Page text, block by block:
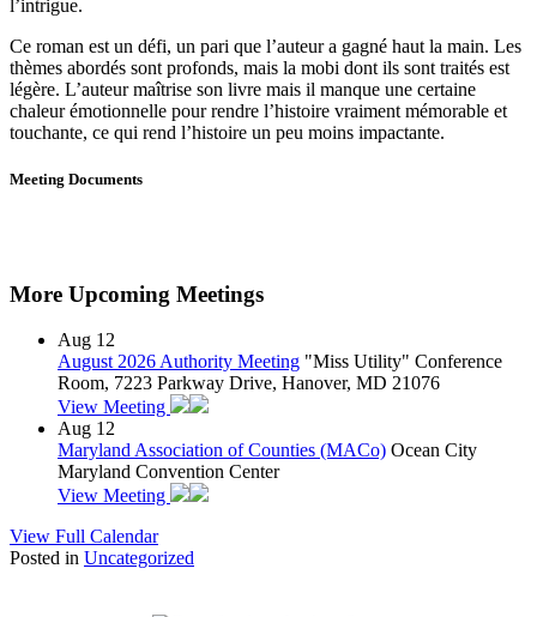
l’intrigue.
Ce roman est un défi, un pari que l’auteur a gagné haut la main. Les
thèmes abordés sont profonds, mais la mobi dont ils sont traités est
légère. L’auteur maîtrise son livre mais il manque une certaine
chaleur émotionnelle pour rendre l’histoire vraiment mémorable et
touchante, ce qui rend l’histoire un peu moins impactante.
Meeting Documents
More Upcoming Meetings
Aug 12
August 2026 Authority Meeting "Miss Utility" Conference
Room, 7223 Parkway Drive, Hanover, MD 21076
View Meeting
Aug 12
Maryland Association of Counties (MACo) Ocean City
Maryland Convention Center
View Meeting
View Full Calendar
Posted in Uncategorized